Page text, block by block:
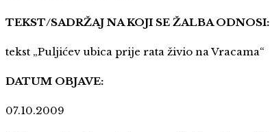
TEKST/SADRŽAJ NA KOJI SE ŽALBA ODNOSI:
tekst „Puljićev ubica prije rata živio na Vracama“
DATUM OBJAVE:
07.10.2009